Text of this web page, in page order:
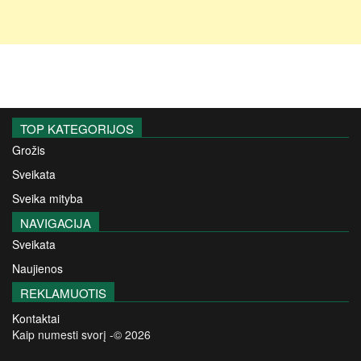
TOP KATEGORIJOS
Grožis
Sveikata
Sveika mityba
NAVIGACIJA
Sveikata
Naujienos
REKLAMUOTIS
Kontaktai
Kaip numesti svorį -© 2026